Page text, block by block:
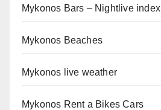
Mykonos Bars – Nightlive index
Mykonos Beaches
Mykonos live weather
Mykonos Rent a Bikes Cars